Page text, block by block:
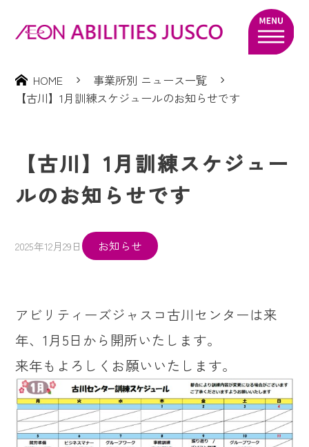
HOME
事業所別 ニュース一覧
【古川】1月訓練スケジュールのお知らせです
【古川】1月訓練スケジュー
ルのお知らせです
2025年12月29日 お知らせ
アビリティーズジャスコ古川センターは来
年、1月5日から開所いたします。
来年もよろしくお願いいたします。